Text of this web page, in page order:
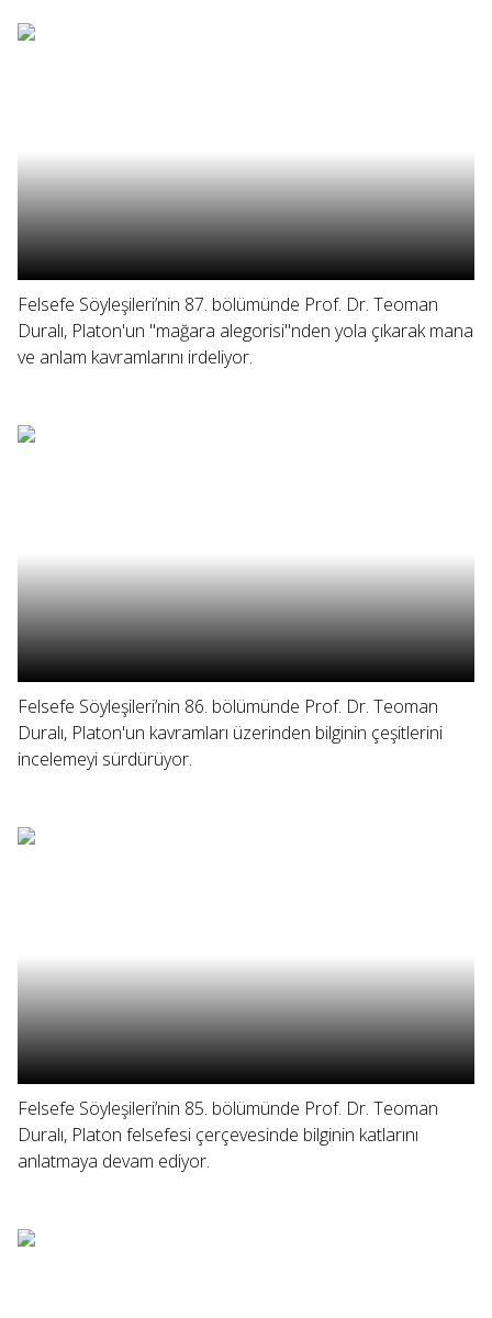
Felsefe Söyleşileri’nin 87. bölümünde Prof. Dr. Teoman
Duralı, Platon'un "mağara alegorisi"nden yola çıkarak mana
ve anlam kavramlarını irdeliyor.
Felsefe Söyleşileri’nin 86. bölümünde Prof. Dr. Teoman
Duralı, Platon'un kavramları üzerinden bilginin çeşitlerini
incelemeyi sürdürüyor.
Felsefe Söyleşileri’nin 85. bölümünde Prof. Dr. Teoman
Duralı, Platon felsefesi çerçevesinde bilginin katlarını
anlatmaya devam ediyor.